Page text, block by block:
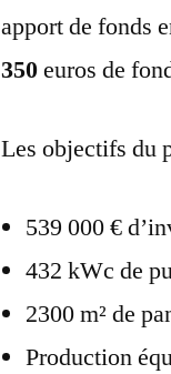
apport de fonds
350euros de
Les objectifs du
539 000 €
432 kWc de
2300 m² de
Production